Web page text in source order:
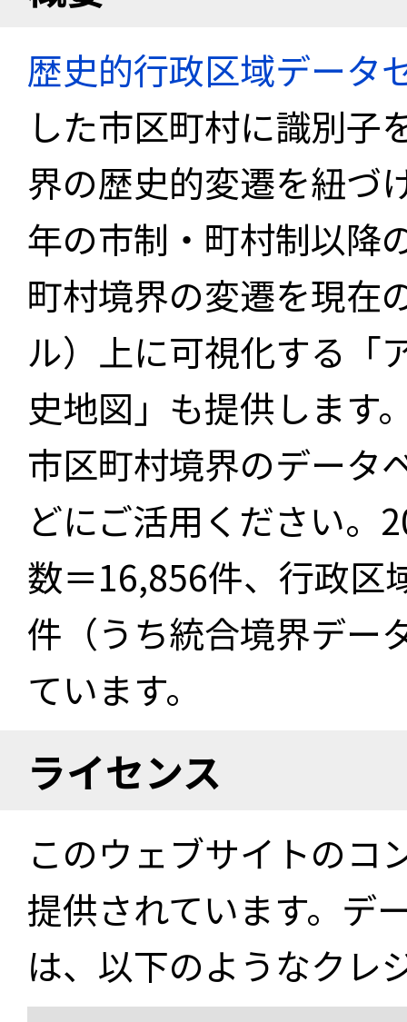
歴史的行政区域データ
した市区町村に識別子
界の歴史的変遷を紐づ
年の市制・町村制以降
町村境界の変遷を現在
ル）上に可視化する「
史地図」も提供します
市区町村境界のデータ
どにご活用ください。
数＝16,856件、行政区
件（うち統合境界デー
ています。
ライセンス
このウェブサイトのコ
提供されています。デ
は、以下のようなクレ